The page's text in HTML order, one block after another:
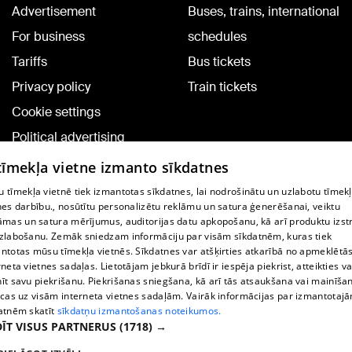
Advertisement
For business
Tariffs
Privacy policy
Cookie settings
Political advertising
Cookie policy
Commenting terms
Buses, trains, international
schedules
Bus tickets
Train tickets
TV program
Contract rules
360 Ziņu kontakti
Helio Media
Vortal assistance service: e-mail -
vietne izmanto sīkdatnes
tīmekļa vietnē tiek izmantotas sīkdatnes, lai nodrošinātu un uzlabotu
darbību., nosūtītu personalizētu reklāmu un satura ģenerēšanai, veiktu
un satura mērījumus, auditorijas datu apkopošanu, kā arī produktu
Zemāk sniedzam informāciju par visām sīkdatnēm, kuras tiek
mūsu tīmekļa vietnēs. Sīkdatnes var atšķirties atkarībā no
vietnes sadaļas. Lietotājam jebkurā brīdī ir iespēja piekrist, atteikties
savu piekrišanu. Piekrišanas sniegšana, kā arī tās atsaukšana vai
uz visām interneta vietnes sadaļām. Vairāk informācijas par
skatīt sīkdatņu izmantošanas noteikumos.
VISUS PARTNERUS (1718) →